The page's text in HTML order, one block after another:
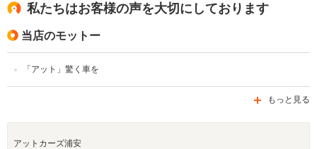
私たちはお客様の声を大切にしております
当店のモットー
「アット」驚く車を
もっと見る
アットカーズ浦安